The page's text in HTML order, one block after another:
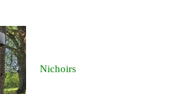
Nichoirs